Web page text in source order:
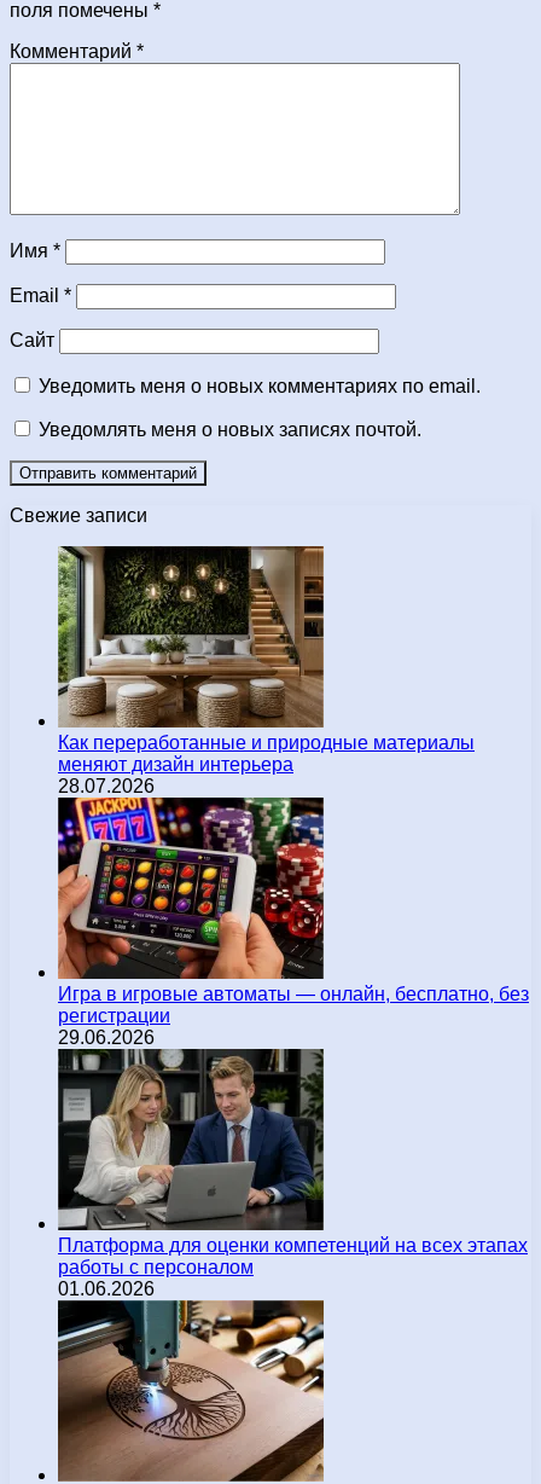
поля помечены *
Комментарий *
Имя *
Email *
Сайт
Уведомить меня о новых комментариях по email.
Уведомлять меня о новых записях почтой.
Свежие записи
Как переработанные и природные материалы
меняют дизайн интерьера
28.07.2026
Игра в игровые автоматы — онлайн, бесплатно, без
регистрации
29.06.2026
Платформа для оценки компетенций на всех этапах
работы с персоналом
01.06.2026